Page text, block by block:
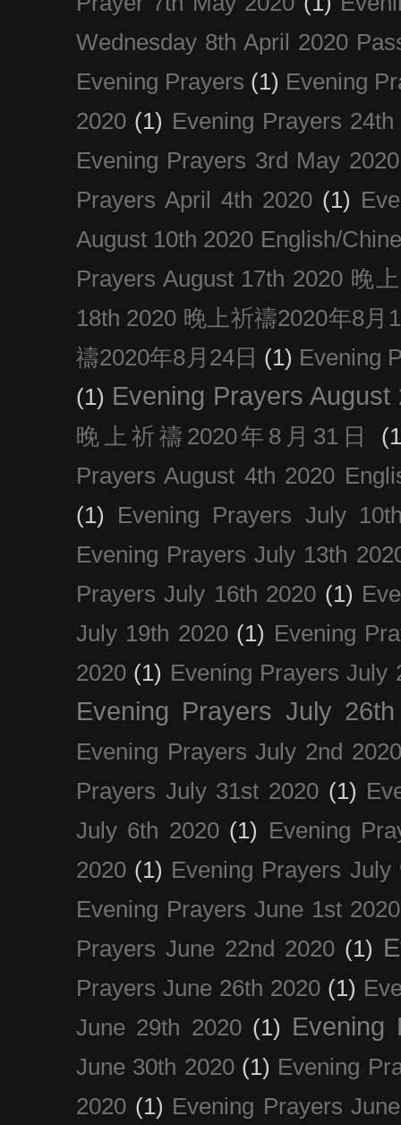
Wednesday 8th April 2020
Evening Prayers (1) Evening
2020 (1) Evening Prayers
Evening Prayers 3rd May 2020
Prayers April 4th 2020 (1)
August 10th 2020 English/
Prayers August 17th 2020 晚
18th 2020 晚上祈禱2020年8月
禱2020年8月24日 (1) Evening
(1) Evening Prayers August
晚上祈禱2020年8月31日
Prayers August 4th 2020
(1)
Evening Prayers July
Evening Prayers July 13th
Prayers July 16th 2020 (1)
July 19th 2020 (1) Evening
2020 (1) Evening Prayers July
Evening Prayers July
Evening Prayers July 2nd 2020
Prayers July 31st 2020 (1)
July 6th 2020 (1) Evening
2020 (1) Evening Prayers July
Evening Prayers June 1st 2020
Prayers June 22nd 2020 (1)
Prayers June 26th 2020 (1)
June 29th 2020 (1) Evening
June 30th 2020 (1) Evening
2020 (1) Evening Prayers